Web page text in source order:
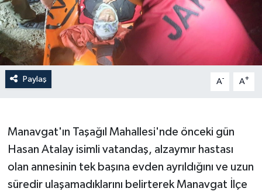
Paylaş A- A+
Manavgat'ın Taşağıl Mahallesi'nde önceki gün
Hasan Atalay isimli vatandaş, alzaymır hastası
olan annesinin tek başına evden ayrıldığını ve uzun
süredir ulaşamadıklarını belirterek Manavgat İlçe
KANALV Spor
Kültür Sanat
Magazin
Siyaset
Sosyal medya